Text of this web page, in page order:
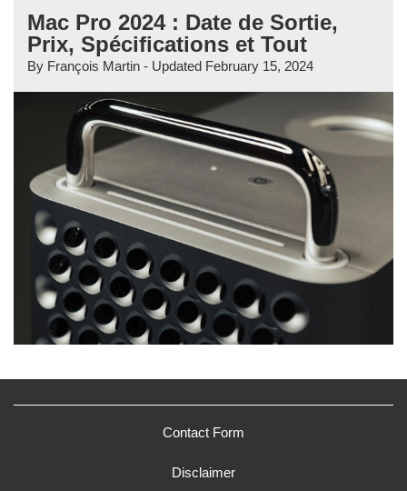
Mac Pro 2024 : Date de Sortie,
Prix, Spécifications et Tout
By François Martin - Updated February 15, 2024
Contact Form
Disclaimer